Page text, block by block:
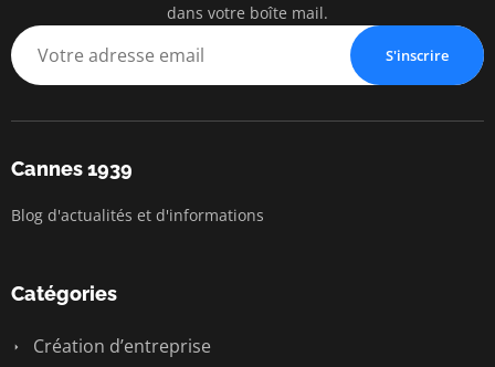
dans votre boîte mail.
S'inscrire
Cannes 1939
Blog d'actualités et d'informations
Catégories
Création d’entreprise